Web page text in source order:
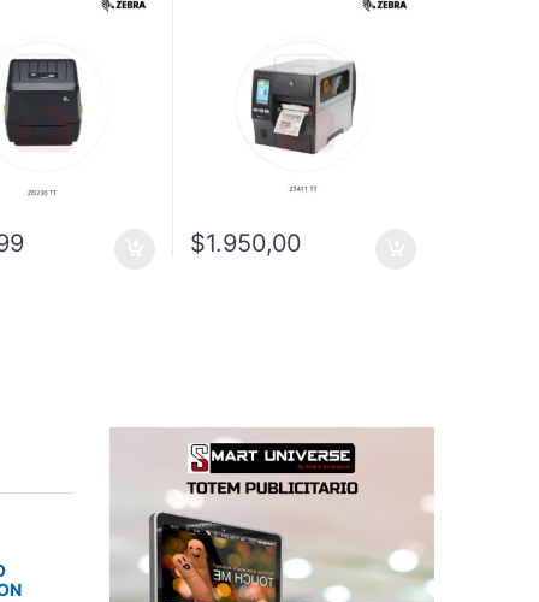
USB,SERIAL,RED,BT4.1/Mfi
$1.950,00